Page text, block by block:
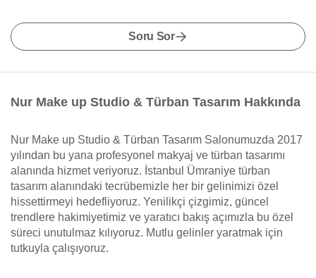
Soru Sor
Nur Make up Studio & Türban Tasarım Hakkında
Nur Make up Studio & Türban Tasarım Salonumuzda 2017
yılından bu yana profesyonel makyaj ve türban tasarımı
alanında hizmet veriyoruz. İstanbul Ümraniye türban
tasarım alanındaki tecrübemizle her bir gelinimizi özel
hissettirmeyi hedefliyoruz. Yenilikçi çizgimiz, güncel
trendlere hakimiyetimiz ve yaratıcı bakış açımızla bu özel
süreci unutulmaz kılıyoruz. Mutlu gelinler yaratmak için
tutkuyla çalışıyoruz.